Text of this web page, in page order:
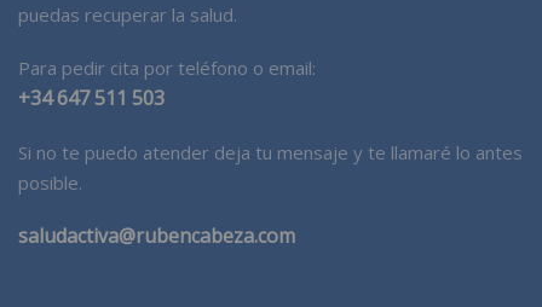
puedas recuperar la salud.
Para pedir cita por teléfono o email:
+34 647 511 503
Si no te puedo atender deja tu mensaje y te llamaré lo antes
posible.
saludactiva@rubencabeza.com